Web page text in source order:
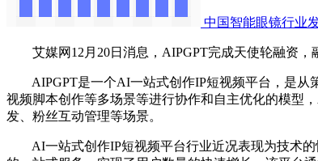
中国智能眼镜行业
艾媒网12月20日消息，AIPGPT完成天使轮融资，
AIPGPT是一个AI一站式创作IP短视频平台，是从策
视频脚本创作等多场景等进行协作和自主优化的模型
发、粉丝互动管理等场景。
AI一站式创作IP短视频平台行业近况表现为技术的